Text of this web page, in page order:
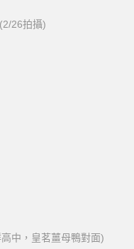
26拍攝)
中，皇茗薑母鴨對面)